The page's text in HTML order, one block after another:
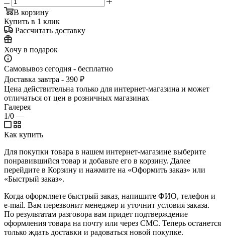
В корзину
Купить в 1 клик
Рассчитать доставку
Хочу в подарок
Самовывоз сегодня - бесплатно
Доставка завтра - 390 ₽
Цена действительна только для интернет-магазина и может
отличаться от цен в розничных магазинах
Галерея
1/0 —
Как купить
Для покупки товара в нашем интернет-магазине выберите
понравившийся товар и добавьте его в корзину. Далее
перейдите в Корзину и нажмите на «Оформить заказ» или
«Быстрый заказ».
Когда оформляете быстрый заказ, напишите ФИО, телефон и
e-mail. Вам перезвонит менеджер и уточнит условия заказа.
По результатам разговора вам придет подтверждение
оформления товара на почту или через СМС. Теперь останется
только ждать доставки и радоваться новой покупке.